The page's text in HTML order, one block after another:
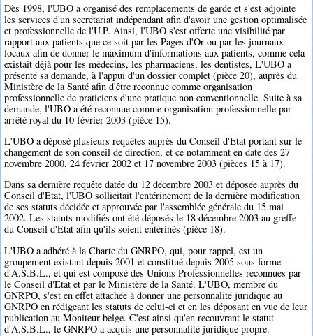
Dès 1998, l'UBO a organisé des remplacements de garde et s'est adjointe
les services d'un secrétariat indépendant afin d'avoir une gestion optimalisée
et professionnelle de l'U.P. Ainsi, l'UBO s'est offerte une visibilité par
rapport aux patients que ce soit par les Pages d'Or ou par les journaux
locaux afin de donner le maximum d'informations aux patients, comme cela
existait déjà pour les médecins, les pharmaciens, les dentistes, L'UBO a
présenté sa demande, à l'appui d'un dossier complet (pièce 20), auprès du
Ministère de la Santé afin d'être reconnue comme organisation
professionnelle de praticiens d'une pratique non conventionnelle. Suite à sa
demande, l'UBO a été reconnue comme organisation professionnelle par
arrêté royal du 10 février 2003 (pièce 15).
L'UBO a déposé plusieurs requêtes auprès du Conseil d'Etat portant sur le
changement de son conseil de direction, et ce notamment en date des 27
novembre 2000, 24 février 2002 et 17 novembre 2003 (pièces 15 à 17).
Dans sa dernière requête datée du 12 décembre 2003 et déposée auprès du
Conseil d'Etat, l'UBO sollicitait l'entérinement de la dernière modification
de ses statuts décidée et approuvée par l'assemblée générale du 15 mai
2002. Les statuts modifiés ont été déposés le 18 décembre 2003 au greffe
du Conseil d'Etat afin qu'ils soient entérinés (pièce 18).
L'UBO a adhéré à la Charte du GNRPO, qui, pour rappel, est un
groupement existant depuis 2001 et constitué depuis 2005 sous forme
d'A.S.B.L., et qui est composé des Unions Professionnelles reconnues par
le Conseil d'Etat et par le Ministère de la Santé. L'UBO, membre du
GNRPO, s'est en effet attachée à donner une personnalité juridique au
GNRPO en rédigeant les statuts de celui-ci et en les déposant en vue de leur
publication au Moniteur belge. C'est ainsi qu'en recouvrant le statut
d'A.S.B.L., le GNRPO a acquis une personnalité juridique propre.